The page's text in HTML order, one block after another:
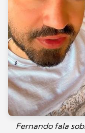
Fernando fala